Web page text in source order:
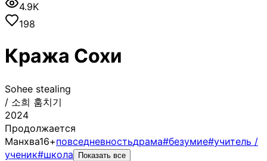
4.9K
198
Кража Сохи
Sohee stealing
/ 소희 훔치기
2024
Продолжается
Манхва16+повседневностьдрама#безумие#учитель /
ученик#школа Показать все